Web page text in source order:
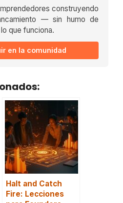
construyendo
— sin humo de
que funciona.
en la comunidad
Halt and Catch
Fire: Lecciones